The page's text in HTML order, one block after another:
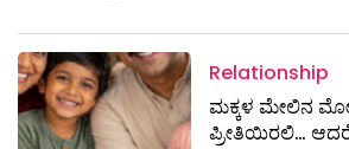
Relationship
ಮಕ್ಕಳ ಮೇಲಿನ
ಪ್ರೀತಿಯಿರಲಿ…